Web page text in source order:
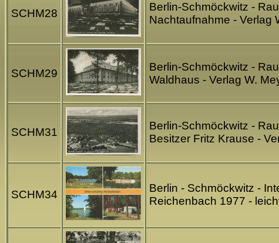
SCHM28
Berlin-Schmöckwitz -
Nachtaufnahme - Verlag
SCHM29
Berlin-Schmöckwitz -
Waldhaus - Verlag W.
SCHM31
Berlin-Schmöckwitz -
Besitzer Fritz Krause -
SCHM34
Berlin - Schmöckwitz -
Reichenbach 1977 -